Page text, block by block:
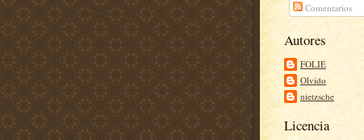
Comentarios
Autores
FOLIE
Olvido
nietzsche
Licencia